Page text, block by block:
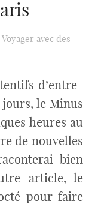
Voyager avec des
d’entre-
le Minus
heures au
de nouvelles
bien
article, le
pour faire